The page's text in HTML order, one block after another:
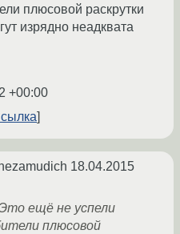
плюсовой раскрутки
изрядно неадквата
+00:00
18.04.2015
ещё не успели
плюсовой